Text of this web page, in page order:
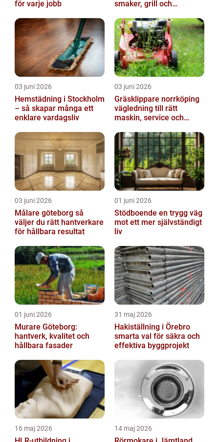
för varje jobb
smaker, grill och
03 juni 2026
Hemstädning i Stockholm
– så skapar många ett
enklare vardagsliv
03 juni 2026
Gräsklippare norrköping
vägledning till rätt
maskin, service och
03 juni 2026
Målare göteborg så
väljer du rätt hantverkare
för hållbara resultat
01 juni 2026
Stödboende en trygg väg
mot ett mer självständigt
liv
01 juni 2026
Murare Göteborg:
hantverk, kvalitet och
hållbara fasader
31 maj 2026
Hakiställning i Örebro
smarta val för säkra och
effektiva byggprojekt
16 maj 2026 14 maj 2026